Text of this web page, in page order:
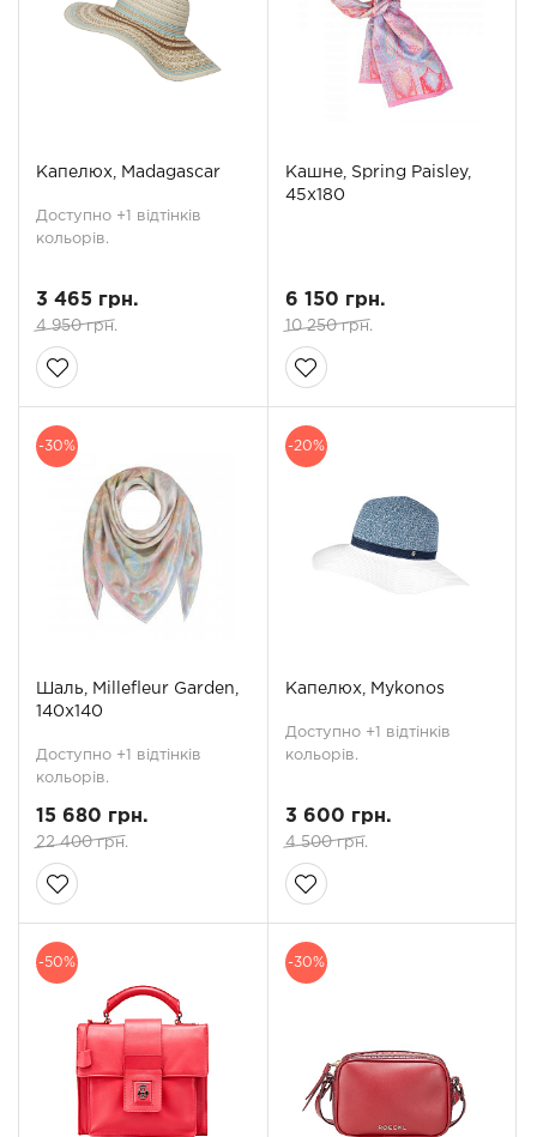
Капелюх, Madagascar
Доступно +1 відтінків
кольорів.
3 465 грн.
4 950 грн.
Кашне, Spring Paisley,
45х180
6 150 грн.
10 250 грн.
-30%
Шаль, Millefleur Garden,
140x140
Доступно +1 відтінків
кольорів.
15 680 грн.
22 400 грн.
-20%
Капелюх, Mykonos
Доступно +1 відтінків
кольорів.
3 600 грн.
4 500 грн.
-50% -30%